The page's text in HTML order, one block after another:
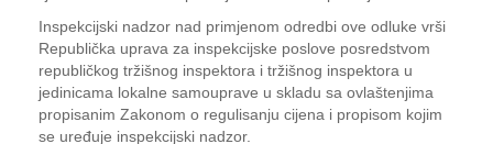
Inspekcijski nadzor nad primjenom odredbi ove odluke vrši
Republička uprava za inspekcijske poslove posredstvom
republičkog tržišnog inspektora i tržišnog inspektora u
jedinicama lokalne samouprave u skladu sa ovlaštenjima
propisanim Zakonom o regulisanju cijena i propisom kojim
se uređuje inspekcijski nadzor.